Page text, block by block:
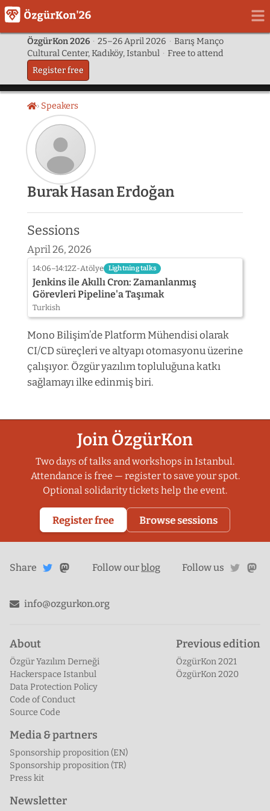
ÖzgürKon 2026 · 25–26 April 2026 · Barış Manço
Cultural Center, Kadıköy, Istanbul · Free to attend
Register free
HomeSpeakers
Speaker
photo
not
provided
yet:
Burak
Hasan
Erdoğan
Burak Hasan Erdoğan
Sessions
April 26, 2026
14:06–14:12Z-Atölye Lightning talks
Jenkins ile Akıllı Cron: Zamanlanmış
Görevleri Pipeline'a Taşımak
Turkish
Mono Bilişim’de Platform Mühendisi olarak
CI/CD süreçleri ve altyapı otomasyonu üzerine
çalışıyor. Özgür yazılım topluluğuna katkı
sağlamayı ilke edinmiş biri.
Join ÖzgürKon
Two days of talks and workshops in Istanbul.
Attendance is free — register to save your spot.
Optional solidarity tickets help the event.
Register free Browse sessions
Share
on
Share on
Mastodon
Follow ourblog Follow us
info@ozgurkon.org
About
Özgür Yazılım Derneği
Hackerspace Istanbul
Data Protection Policy
Code of Conduct
Source Code
Previous edition
ÖzgürKon 2021
ÖzgürKon 2020
Media & partners
Sponsorship proposition (EN)
Sponsorship proposition (TR)
Press kit
Newsletter